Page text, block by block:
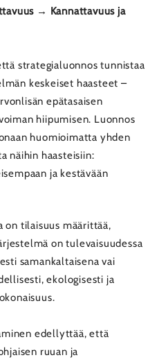
→ Kannattavuus ja
strategialuonnos tunnistaa
keskeiset haasteet –
epätasaisen
hiipumisen. Luonnos
huomioimatta yhden
näihin haasteisiin:
ja kestävään
on tilaisuus määrittää,
on tulevaisuudessa
samankaltaisena vai
ekologisesti ja
edellyttää, että
ruuan ja